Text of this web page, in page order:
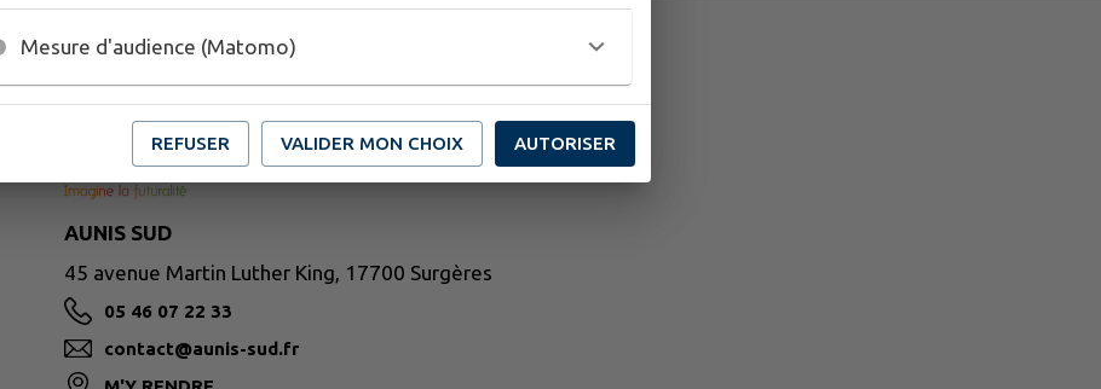
AUNIS SUD
45 avenue Martin Luther King, 17700 Surgères
05 46 07 22 33
contact@aunis-sud.fr
Mesure d'audience (Matomo)
REFUSER VALIDER MON CHOIX AUTORISER